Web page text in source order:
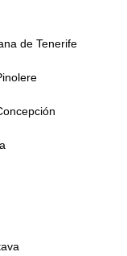
de Tenerife